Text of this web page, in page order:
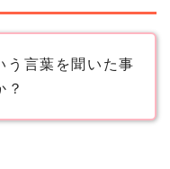
う言葉を聞いた事
？